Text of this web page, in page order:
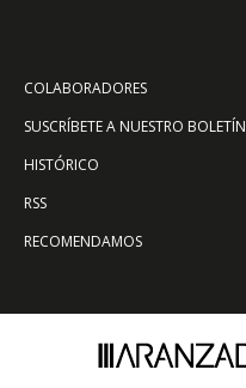
COLABORADORES
SUSCRÍBETE A NUESTRO BOLETÍN
HISTÓRICO
RSS
RECOMENDAMOS